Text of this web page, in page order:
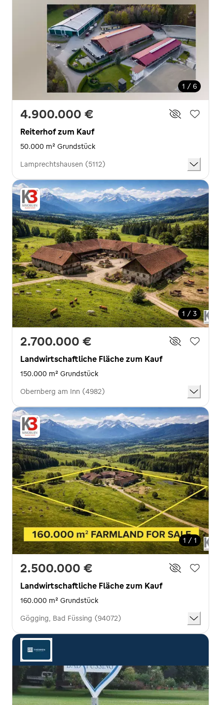
1 / 6
4.900.000 €
Reiterhof zum Kauf
50.000 m² Grundstück
Lamprechtshausen (5112)
1 / 3
2.700.000 €
Landwirtschaftliche Fläche zum Kauf
150.000 m² Grundstück
Obernberg am Inn (4982)
1 / 1
2.500.000 €
Landwirtschaftliche Fläche zum Kauf
160.000 m² Grundstück
Gögging, Bad Füssing (94072)